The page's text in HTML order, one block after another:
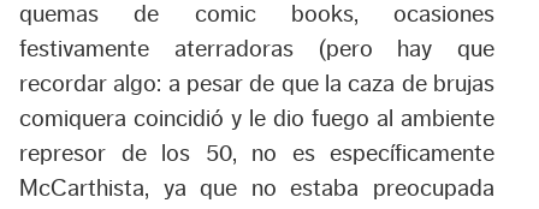
quemas de comic books, ocasiones
festivamente aterradoras (pero hay que
recordar algo: a pesar de que la caza de brujas
comiquera coincidió y le dio fuego al ambiente
represor de los 50, no es específicamente
McCarthista, ya que no estaba preocupada